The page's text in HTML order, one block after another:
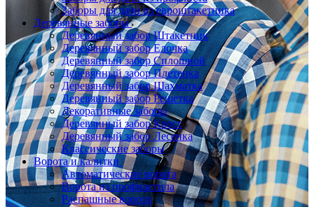
Заборы для дачи из евроштакетника
Деревянные заборы
Деревянный забор Штакетник
Деревянный забор Елочка
Деревянный забор Сплошной
Деревянный забор Плетенка
Деревянный забор Шахматка
Деревянный забор Решетка
Декоративные заборы
Деревянный забор Кросс
Деревянный забор Лесенка
Классические заборы
Ворота и калитки
Автоматические ворота
Ворота из профнастила
Распашные ворота